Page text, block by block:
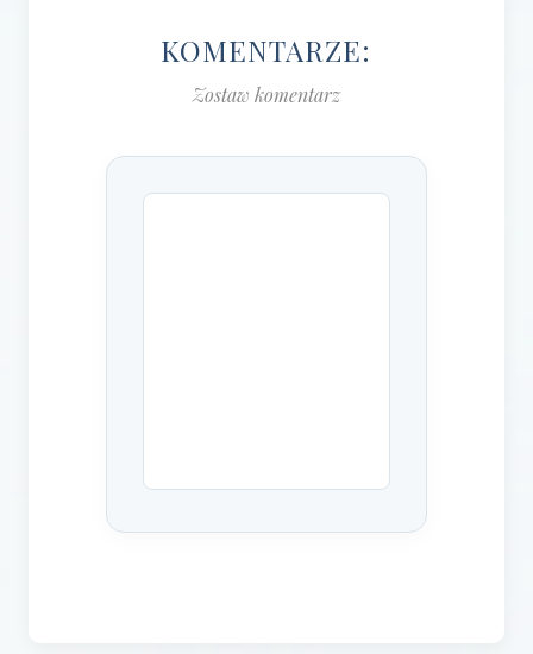
KOMENTARZE:
Zostaw komentarz